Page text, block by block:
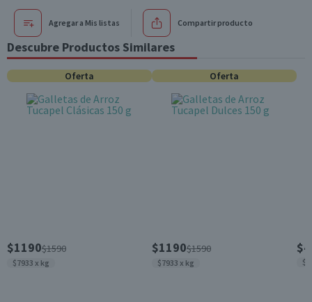
Agregar a Mis listas Compartir producto
Descubre Productos Similares
Oferta
$1190$1590
$7933 x kg
Oferta
$1190$1590
$7933 x kg